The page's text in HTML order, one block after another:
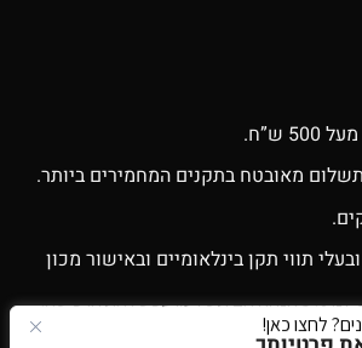
ש”ח.
מאובטח בתקנים המחמירים ביותר.
תווי תקן בינלאומיים ובאישור מכון
עפ”י התקנון.